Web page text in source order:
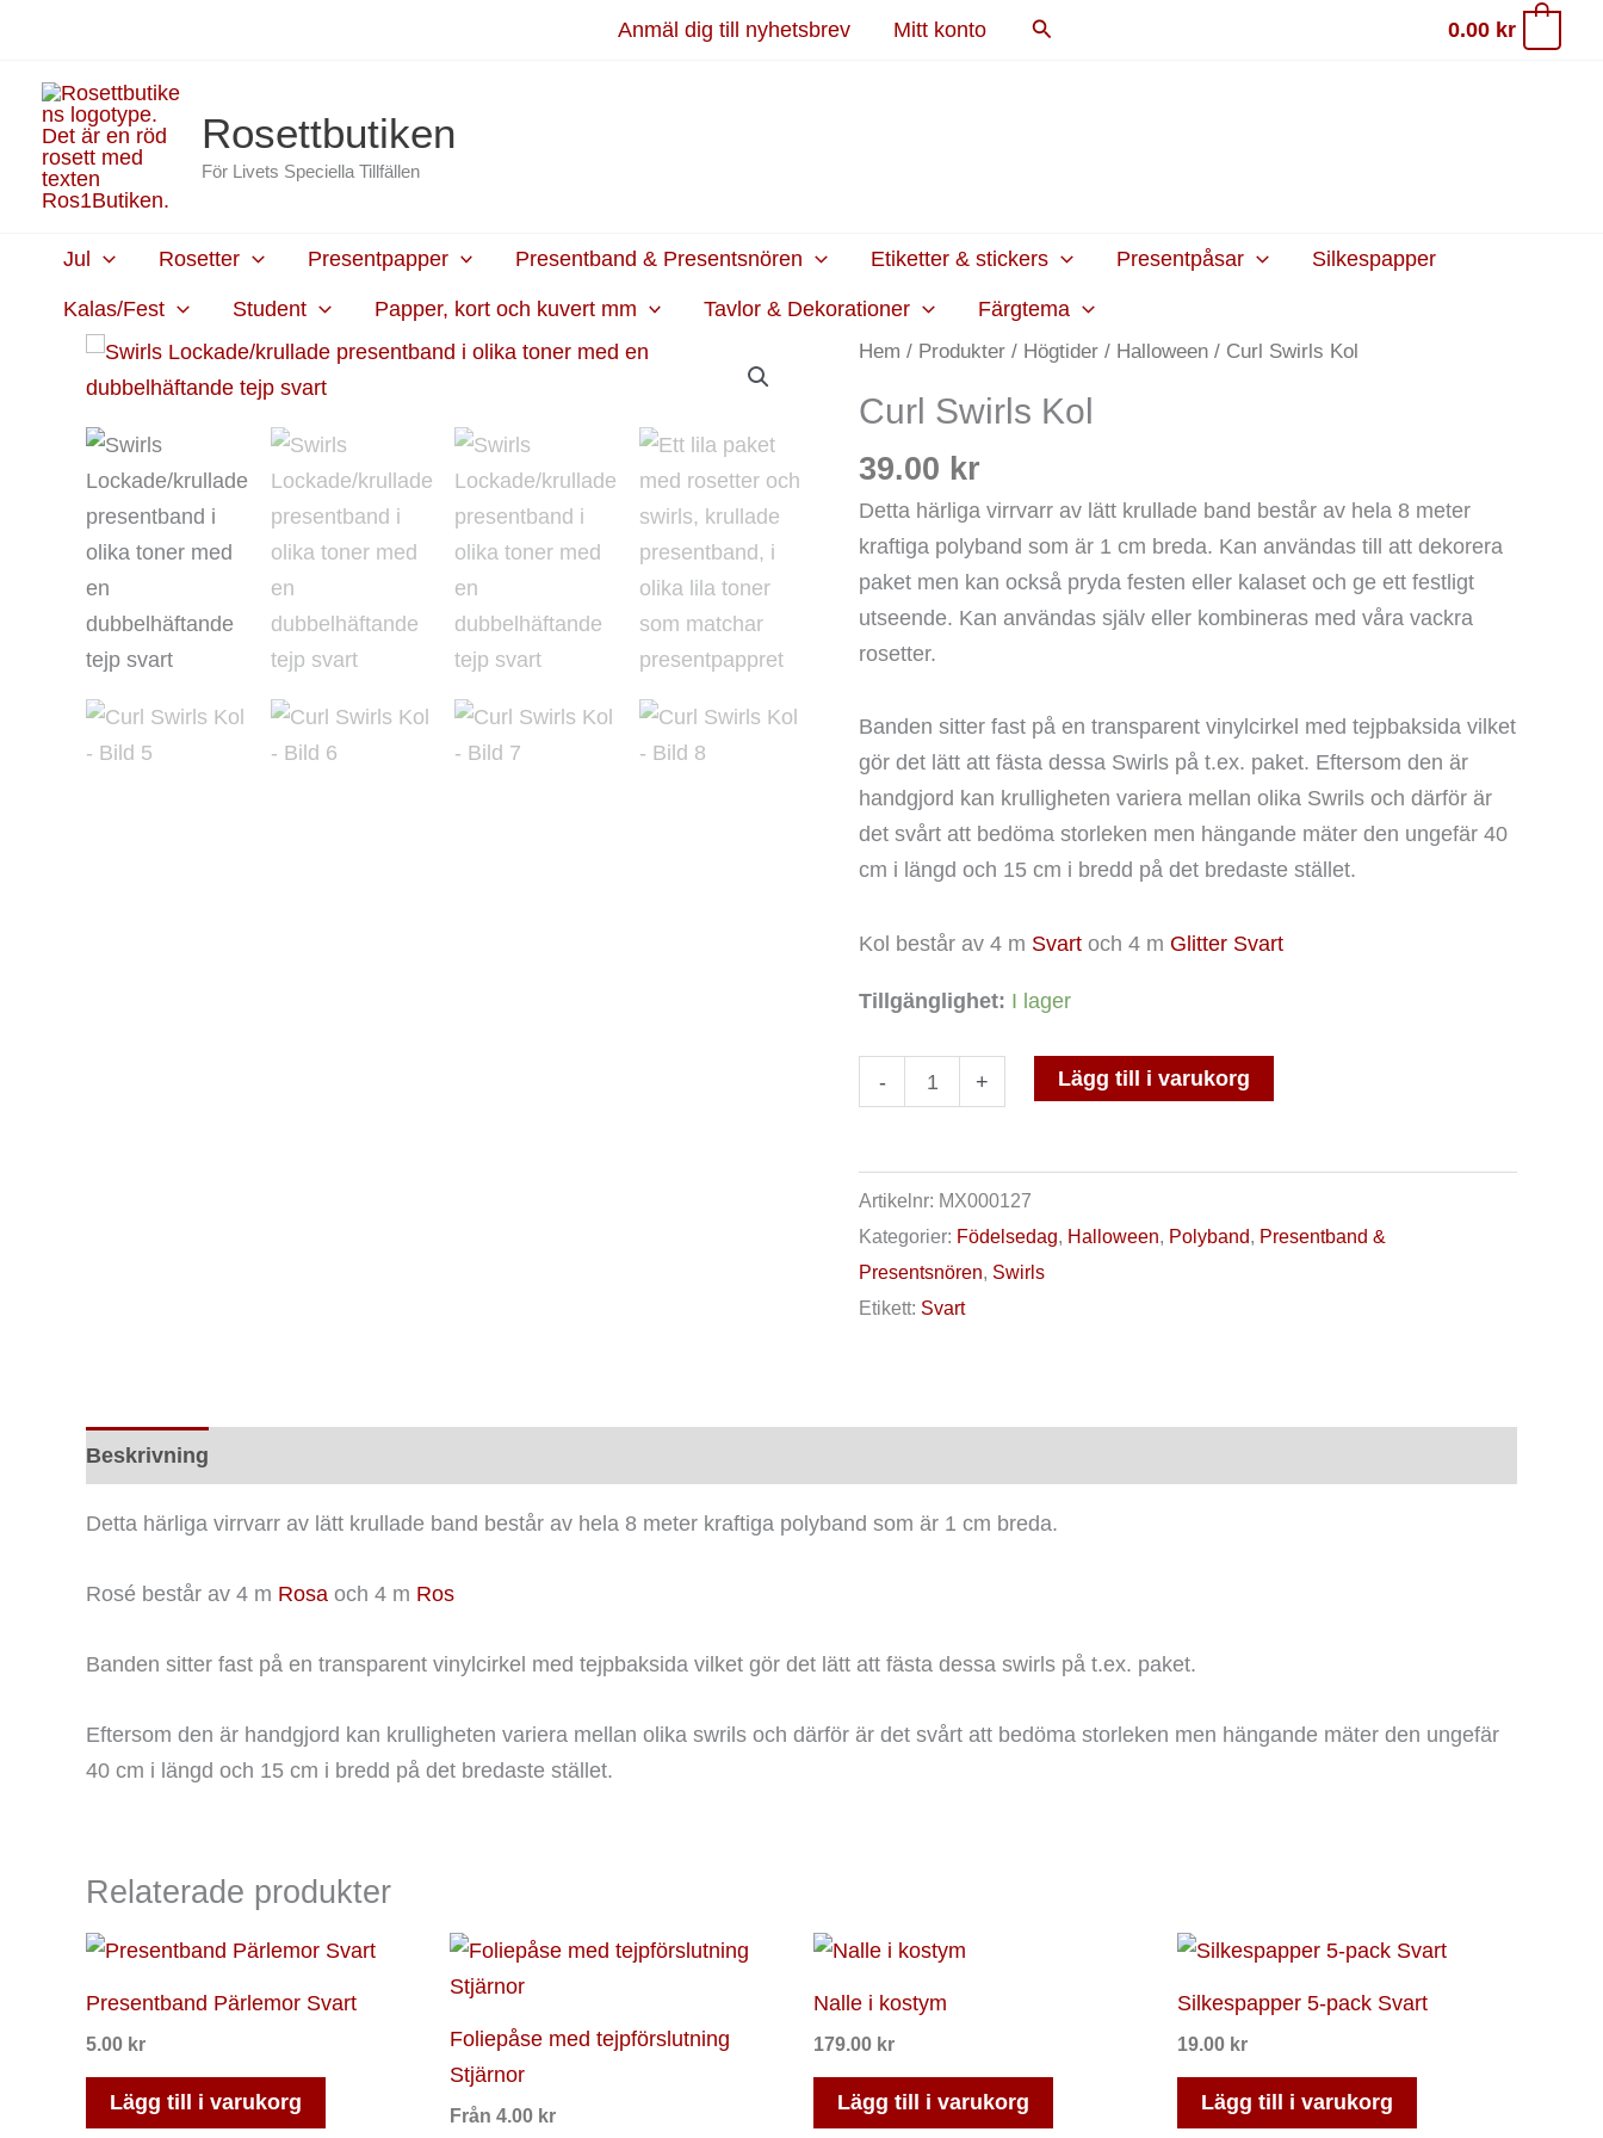
innehåll
Anmäl dig till nyhetsbrev Mitt konto Sök 0.00 kr
Rosettbutiken
För Livets Speciella Tillfällen
Jul Rosetter Presentpapper Presentband & Presentsnören Etiketter & stickers Presentpåsar Silkespapper
Kalas/Fest Student Papper, kort och kuvert mm Tavlor & Dekorationer Färgtema
Hem / Produkter / Högtider / Halloween / Curl Swirls Kol
Curl Swirls Kol
39.00 kr
Detta härliga virrvarr av lätt krullade band består av hela 8 meter
kraftiga polyband som är 1 cm breda. Kan användas till att dekorera
paket men kan också pryda festen eller kalaset och ge ett festligt
utseende. Kan användas själv eller kombineras med våra vackra
rosetter.
Banden sitter fast på en transparent vinylcirkel med tejpbaksida vilket
gör det lätt att fästa dessa Swirls på t.ex. paket. Eftersom den är
handgjord kan krulligheten variera mellan olika Swrils och därför är
det svårt att bedöma storleken men hängande mäter den ungefär 40
cm i längd och 15 cm i bredd på det bredaste stället.
Kol består av 4 m Svart och 4 m Glitter Svart
Tillgänglighet: I lager
-
Curl
Kol
mängd
+ Lägg till i varukorg
Artikelnr: MX000127
Kategorier: Födelsedag, Halloween, Polyband, Presentband &
Presentsnören, Swirls
Etikett: Svart
Beskrivning
Detta härliga virrvarr av lätt krullade band består av hela 8 meter kraftiga polyband som är 1 cm breda.
Rosé består av 4 m Rosa och 4 m Ros
Banden sitter fast på en transparent vinylcirkel med tejpbaksida vilket gör det lätt att fästa dessa swirls på t.ex. paket.
Eftersom den är handgjord kan krulligheten variera mellan olika swrils och därför är det svårt att bedöma storleken men hängande mäter den ungefär
40 cm i längd och 15 cm i bredd på det bredaste stället.
Relaterade produkter
Presentband Pärlemor Svart
5.00 kr
Lägg till i varukorg
Foliepåse med tejpförslutning
Stjärnor
Från 4.00 kr
Den
Nalle i kostym
179.00 kr
Lägg till i varukorg
Silkespapper 5-pack Svart
19.00 kr
Lägg till i varukorg